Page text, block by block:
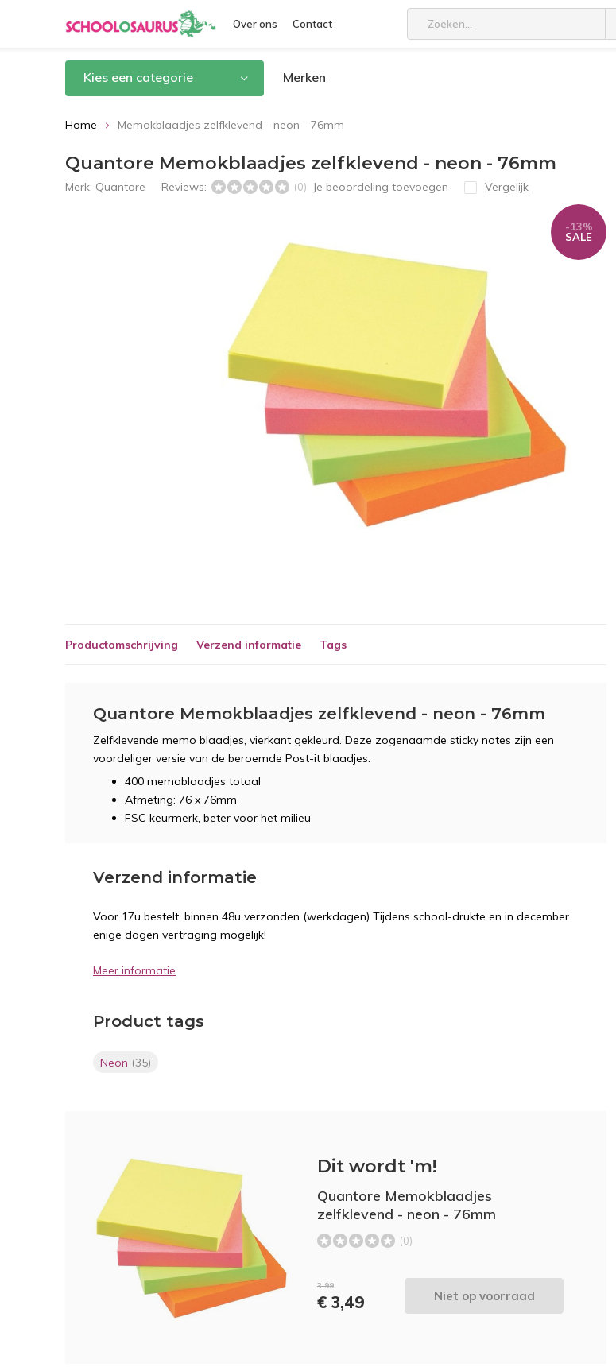
Over ons Contact
Kies een categorie Merken
Home Memokblaadjes zelfklevend - neon - 76mm
Quantore Memokblaadjes zelfklevend - neon - 76mm
Merk: Quantore Reviews: (0) Je beoordeling toevoegen Vergelijk
-13%
SALE
Productomschrijving Verzend informatie Tags
Quantore Memokblaadjes zelfklevend - neon - 76mm
Zelfklevende memo blaadjes, vierkant gekleurd. Deze zogenaamde sticky notes zijn een
voordeliger versie van de beroemde Post-it blaadjes.
400 memoblaadjes totaal
Afmeting: 76 x 76mm
FSC keurmerk, beter voor het milieu
Verzend informatie
Voor 17u bestelt, binnen 48u verzonden (werkdagen) Tijdens school-drukte en in december
enige dagen vertraging mogelijk!
Meer informatie
Product tags
Neon (35)
Dit wordt 'm!
Quantore Memokblaadjes
zelfklevend - neon - 76mm
(0)
3,99
€ 3,49 Niet op voorraad